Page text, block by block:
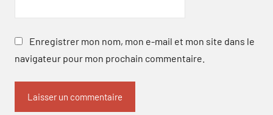
Enregistrer mon nom, mon e-mail et mon site dans le
navigateur pour mon prochain commentaire.